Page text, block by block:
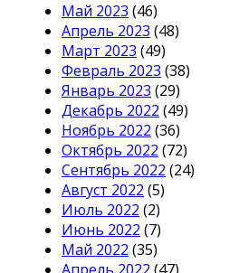
Май 2023 (46)
Апрель 2023 (48)
Март 2023 (49)
Февраль 2023 (38)
Январь 2023 (29)
Декабрь 2022 (49)
Ноябрь 2022 (36)
Октябрь 2022 (72)
Сентябрь 2022 (24)
Август 2022 (5)
Июль 2022 (2)
Июнь 2022 (7)
Май 2022 (35)